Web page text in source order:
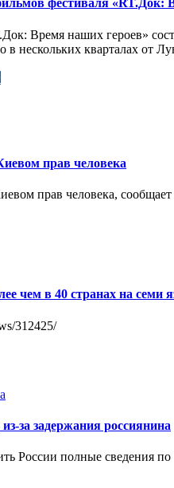
фестиваля «RT.Док:
Время наших героев»
в нескольких кварталах
прав человека
прав человека,
чем в 40 странах на семи
312425/
за задержания россиянина
России полные сведения